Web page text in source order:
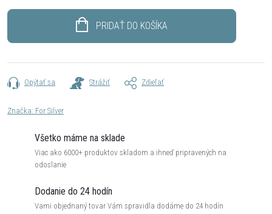
PRIDAŤ DO KOŠÍKA
Opýtať sa Strážiť Zdieľať
Značka: For Silver
Všetko máme na sklade
Viac ako 6000+ produktov skladom a ihneď pripravených na
odoslanie
Dodanie do 24 hodín
Vami objednaný tovar Vám spravidla dodáme do 24 hodín